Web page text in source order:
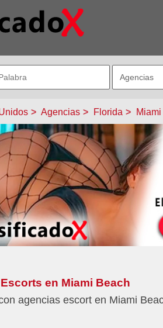
Agencias Florida
en Miami Beach
agencias escort en Miami